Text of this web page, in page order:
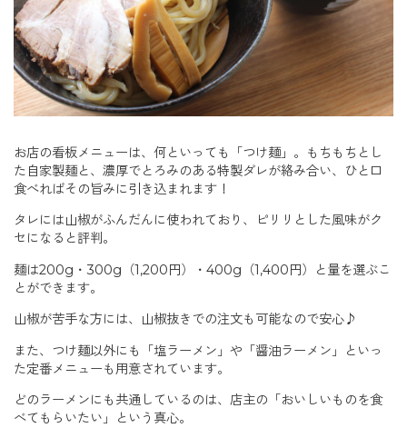
お店の看板メニューは、何といっても「つけ麺」。もちもちとし
た自家製麺と、濃厚でとろみのある特製ダレが絡み合い、ひと口
食べればその旨みに引き込まれます！
タレには山椒がふんだんに使われており、ピリリとした風味がク
セになると評判。
麺は200g・300g（1,200円）・400g（1,400円）と量を選ぶこ
とができます。
山椒が苦手な方には、山椒抜きでの注文も可能なので安心♪
また、つけ麺以外にも「塩ラーメン」や「醤油ラーメン」といっ
た定番メニューも用意されています。
どのラーメンにも共通しているのは、店主の「おいしいものを食
べてもらいたい」という真心。